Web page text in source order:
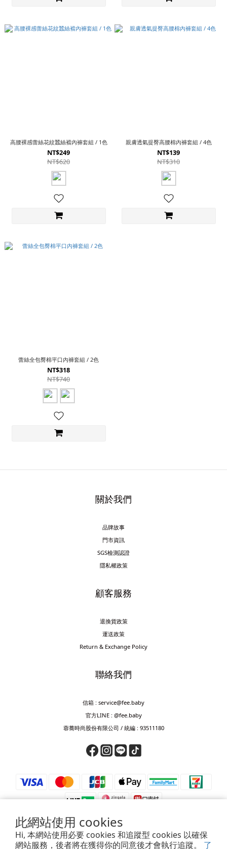
此網站使用 cookies
Hi, 本網站使用必要 cookies 和追蹤型 cookies 以確保
網站服務，後者將在獲得你的同意後才會執行追蹤。 了
高腰裸感蕾絲花紋蠶絲襠內褲套組 / 1色
NT$249
NT$620
親膚透氣提臀高腰棉內褲套組 / 4色
NT$139
NT$310
蕾絲全包臀棉平口內褲套組 / 2色
NT$318
NT$740
關於我們
品牌故事
門市資訊
SGS檢測認證
隱私權政策
顧客服務
退換貨政策
運送政策
Return & Exchange Policy
聯絡我們
信箱 : service@fee.baby
官方LINE : @fee.baby
蓉蕎時尚股份有限公司 / 統編 : 93511180